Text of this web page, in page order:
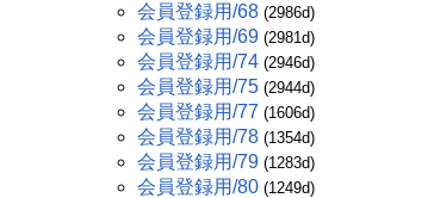
会員登録用/68 (2986d)
会員登録用/69 (2981d)
会員登録用/74 (2946d)
会員登録用/75 (2944d)
会員登録用/77 (1606d)
会員登録用/78 (1354d)
会員登録用/79 (1283d)
会員登録用/80 (1249d)